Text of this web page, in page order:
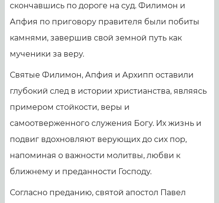
скончавшись по дороге на суд. Филимон и
Апфия по приговору правителя были побиты
камнями, завершив свой земной путь как
мученики за веру.
Святые Филимон, Апфия и Архипп оставили
глубокий след в истории христианства, являясь
примером стойкости, веры и
самоотверженного служения Богу. Их жизнь и
подвиг вдохновляют верующих до сих пор,
напоминая о важности молитвы, любви к
ближнему и преданности Господу.
Согласно преданию, святой апостол Павел